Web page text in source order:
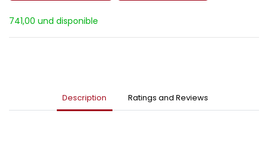
741,00 und disponible
Description Ratings and Reviews